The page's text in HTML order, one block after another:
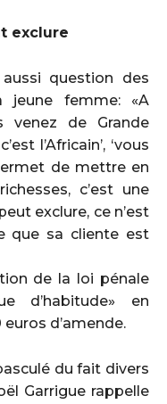
exclure
question des
jeune femme: «A
venez de Grande
l’Africain’, ‘vous
de mettre en
c’est une
exclure, ce n’est
que sa cliente est
de la loi pénale
d’habitude» en
d’amende.
du fait divers
Garrigue rappelle